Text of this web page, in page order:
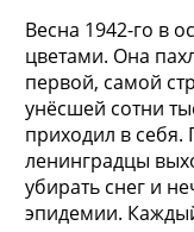
Весна 1942-го в
цветами. Она
первой, самой
унёсшей сотни
приходил в
ленинградцы
убирать снег и
эпидемии.